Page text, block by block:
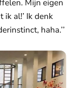
Mijn eigen
ik al!’ Ik denk
haha.’’